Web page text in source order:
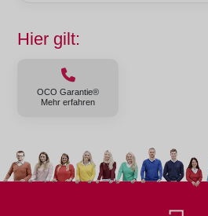
Hier gilt:
OCO Garantie®
Mehr erfahren